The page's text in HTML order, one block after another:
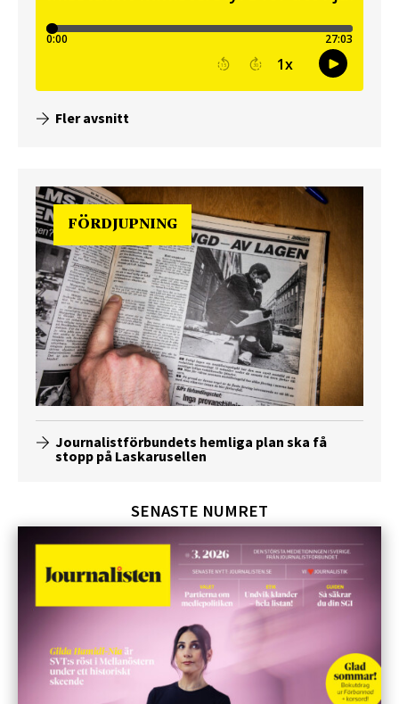
Fler avsnitt
FÖRDJUPNING
Journalistförbundets hemliga plan ska få
stopp på Laskarusellen
SENASTE NUMRET